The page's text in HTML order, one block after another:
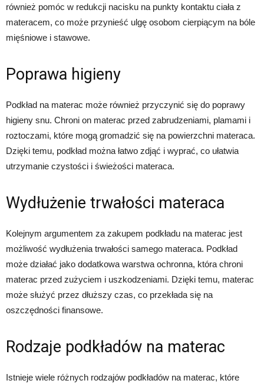
również pomóc w redukcji nacisku na punkty kontaktu ciała z
materacem, co może przynieść ulgę osobom cierpiącym na bóle
mięśniowe i stawowe.
Poprawa higieny
Podkład na materac może również przyczynić się do poprawy
higieny snu. Chroni on materac przed zabrudzeniami, plamami i
roztoczami, które mogą gromadzić się na powierzchni materaca.
Dzięki temu, podkład można łatwo zdjąć i wyprać, co ułatwia
utrzymanie czystości i świeżości materaca.
Wydłużenie trwałości materaca
Kolejnym argumentem za zakupem podkładu na materac jest
możliwość wydłużenia trwałości samego materaca. Podkład
może działać jako dodatkowa warstwa ochronna, która chroni
materac przed zużyciem i uszkodzeniami. Dzięki temu, materac
może służyć przez dłuższy czas, co przekłada się na
oszczędności finansowe.
Rodzaje podkładów na materac
Istnieje wiele różnych rodzajów podkładów na materac, które